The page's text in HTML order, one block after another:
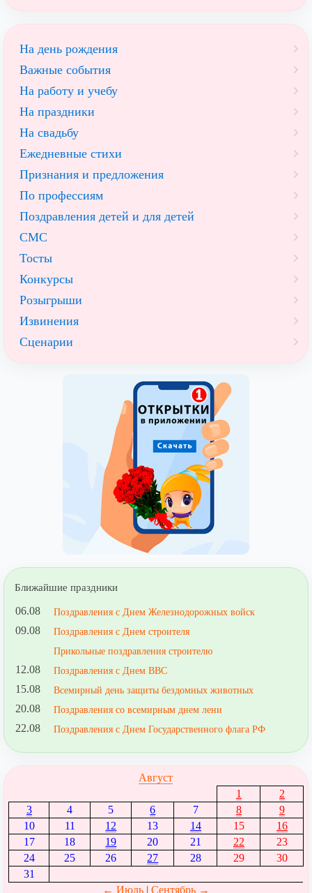
На день рождения
Важные события
На работу и учебу
На праздники
На свадьбу
Ежедневные стихи
Признания и предложения
По профессиям
Поздравления детей и для детей
СМС
Тосты
Конкурсы
Розыгрыши
Извинения
Сценарии
Ближайшие праздники
06.08 Поздравления с Днем Железнодорожных войск
09.08
Поздравления с Днем строителя
Прикольные поздравления строителю
12.08 Поздравления с Днем ВВС
15.08 Всемирный день защиты бездомных животных
20.08 Поздравления со всемирным днем лени
22.08 Поздравления с Днем Государственного флага РФ
Август
1
2
3
4 5 6 7 8
9
10
11 12 13 14 15
16
17
18 19 20 21 22
23
24
25 26 27 28 29
30
31
← Июль| Сентябрь →